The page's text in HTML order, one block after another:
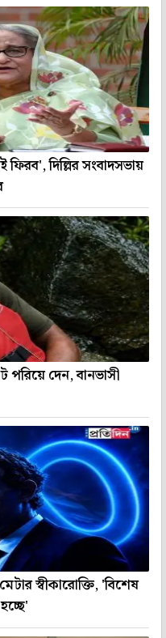
দিল্লির সংবাদসভায়
পরিয়ে দেন, বানভাসী
স্বীকারোক্তি, 'বিশেষ